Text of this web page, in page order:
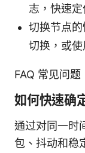
志，快速定
切换节点
切换，或使
FAQ 常见问题
如何快速确
通过对同一时
包、抖动和稳